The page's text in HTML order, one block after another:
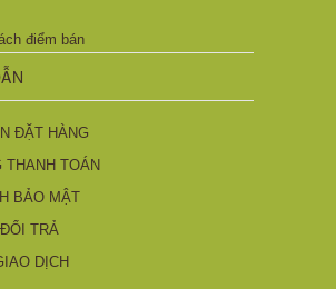
điểm bán
ĐẶT HÀNG
THANH TOÁN
BẢO MẬT
TRẢ
DỊCH